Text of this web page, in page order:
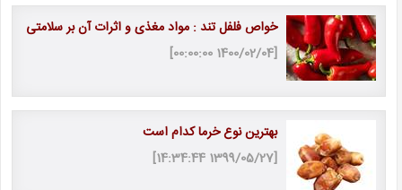
خواص فلفل تند : مواد مغذی و اثرات آن بر سلامتی
[1400/02/04 00:00:00]
بهترین نوع خرما کدام است
[1399/05/27 14:34:44]